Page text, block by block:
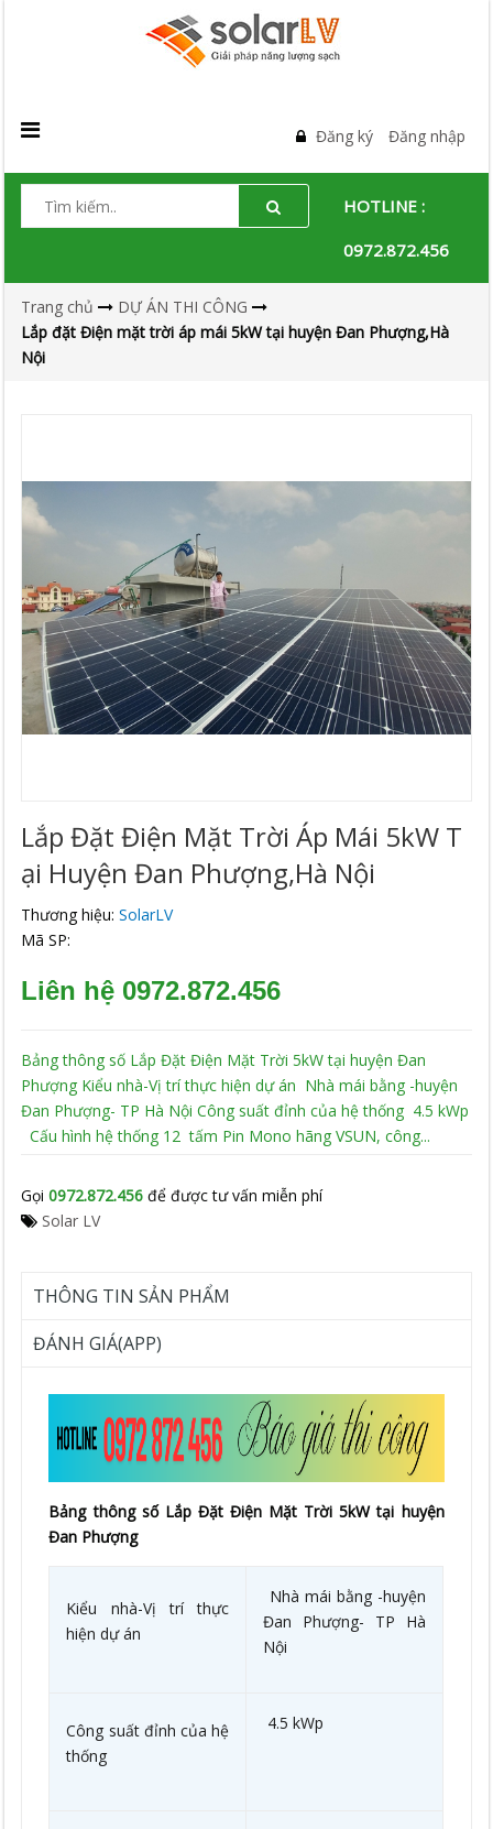
Đăng ký Đăng nhập
HOTLINE :
0972.872.456
Trang chủ
DỰ ÁN THI CÔNG
Lắp đặt Điện mặt trời áp mái 5kW tại huyện Đan Phượng,Hà
Nội
Lắp Đặt Điện Mặt Trời Áp Mái 5kW T
Ại Huyện Đan Phượng,Hà Nội
Thương hiệu:SolarLV
Mã SP:
Liên hệ 0972.872.456
Bảng thông số Lắp Đặt Điện Mặt Trời 5kW tại huyện Đan
Phượng Kiểu nhà-Vị trí thực hiện dự án Nhà mái bằng -huyện
Đan Phượng- TP Hà Nội Công suất đỉnh của hệ thống 4.5 kWp
Cấu hình hệ thống 12 tấm Pin Mono hãng VSUN, công...
Gọi0972.872.456 để được tư vấn miễn phí
Solar LV
THÔNG TIN SẢN PHẨM
ĐÁNH GIÁ(APP)
Bảng thông số Lắp Đặt Điện Mặt Trời 5kW tại huyện
Đan Phượng
Kiểu nhà-Vị trí thực
hiện dự án
Nhà mái bằng -huyện
Đan Phượng- TP Hà
Nội
Công suất đỉnh của hệ
thống
4.5 kWp